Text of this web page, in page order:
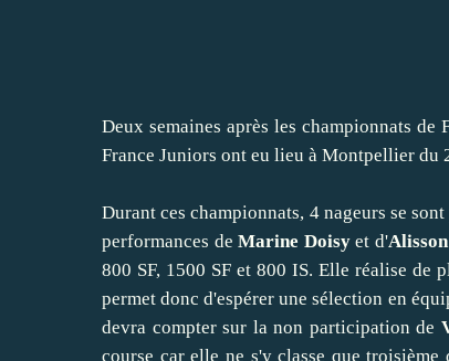
Deux semaines après les championnats
France Juniors ont eu lieu à Montpellier du
Durant ces championnats, 4 nageurs se
performances deMarine Doisyet d'
800 SF, 1500 SF et 800 IS. Elle réalise de
permet donc d'espérer une sélection en
devra compter sur la non participation de
course car elle ne s'y classe que